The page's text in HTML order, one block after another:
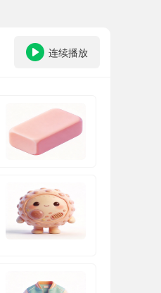
连续播放